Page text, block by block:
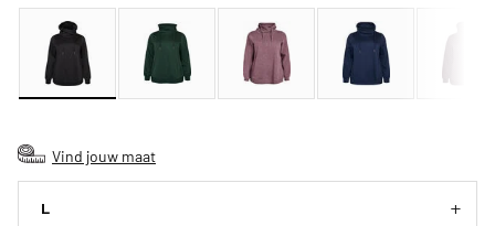
Vind jouw maat
L